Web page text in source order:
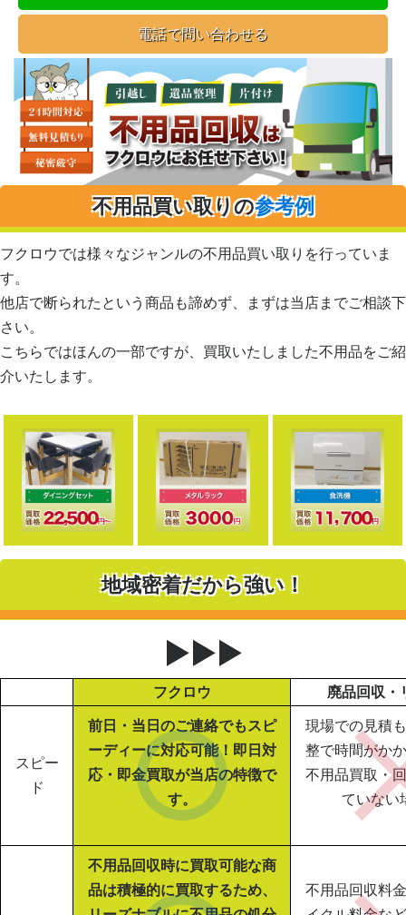
電話で問い合わせる
不用品買い取りの参考例
フクロウでは様々なジャンルの不用品買い取りを行っていま
す。
他店で断られたという商品も諦めず、まずは当店までご相談下
さい。
こちらではほんの一部ですが、買取いたしました不用品をご紹
介いたします。
地域密着だから強い！
▶▶▶
フクロウ 廃品回収・
スピー
ド
前日・当日のご連絡でもスピ
ーディーに対応可能！即日対
応・即金買取が当店の特徴で
す。
現場での見積
整で時間がか
不用品買取・
ていない
不用品回収時に買取可能な商
品は積極的に買取するため、
不用品回収料